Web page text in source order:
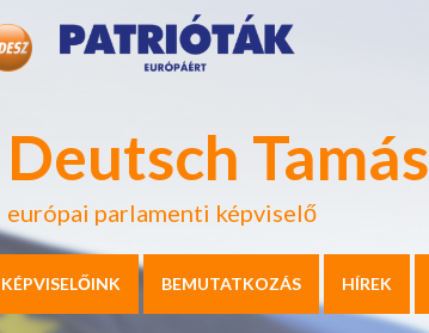
Deutsch Tamás
európai parlamenti képviselő
KÉPVISELŐINK BEMUTATKOZÁS HÍREK